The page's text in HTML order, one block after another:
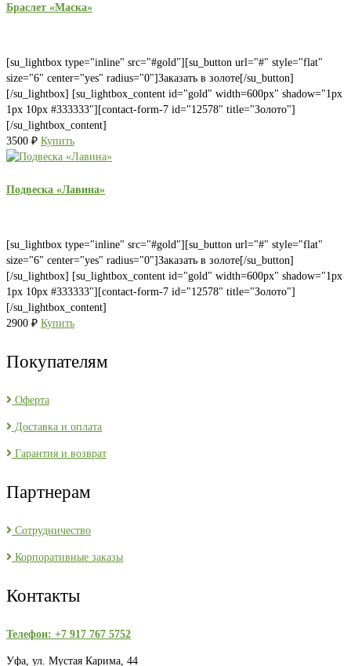
Браслет «Маска»
[su_lightbox type="inline" src="#gold"][su_button url="#" style="flat"
size="6" center="yes" radius="0"]Заказать в золоте[/su_button]
[/su_lightbox] [su_lightbox_content id="gold" width=600px" shadow="1px
1px 10px #333333"][contact-form-7 id="12578" title="Золото"]
[/su_lightbox_content]
3500 ₽ Купить
Подвеска «Лавина»
[su_lightbox type="inline" src="#gold"][su_button url="#" style="flat"
size="6" center="yes" radius="0"]Заказать в золоте[/su_button]
[/su_lightbox] [su_lightbox_content id="gold" width=600px" shadow="1px
1px 10px #333333"][contact-form-7 id="12578" title="Золото"]
[/su_lightbox_content]
2900 ₽ Купить
Покупателям
Оферта
Доставка и оплата
Гарантия и возврат
Партнерам
Сотрудничество
Корпоративные заказы
Контакты
Телефон: +7 917 767 5752
Уфа, ул. Мустая Карима, 44